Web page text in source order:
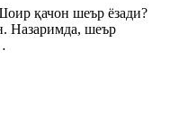
қачон шеър ёзади?
Назаримда, шеър